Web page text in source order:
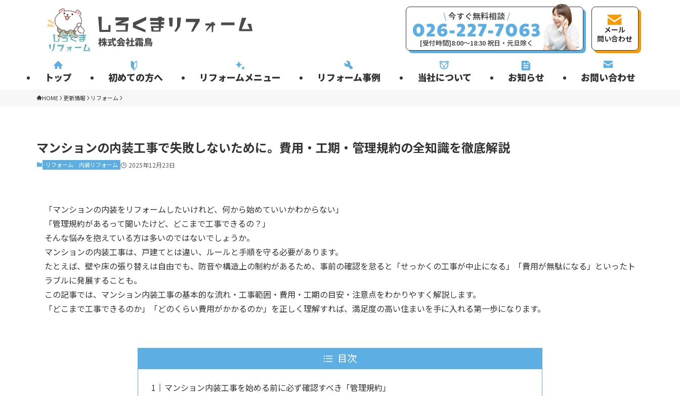
トップ 初めての方へ リフォームメニュー リフォーム事例 当社について お知らせ お問い合わせ
\今すぐ無料相談 /
[受付時間]8:00〜18:30 祝日・元旦除く
メール
問い合わせ
HOME 更新情報 リフォーム
マンションの内装工事で失敗しないために。費用・工期・管理規約の全知識を徹底解説
リフォーム 内装リフォーム 2025年12月23日
「マンションの内装をリフォームしたいけれど、何から始めていいかわからない」
「管理規約があるって聞いたけど、どこまで工事できるの？」
そんな悩みを抱えている方は多いのではないでしょうか。
マンションの内装工事は、戸建てとは違い、ルールと手順を守る必要があります。
たとえば、壁や床の張り替えは自由でも、防音や構造上の制約があるため、事前の確認を怠ると「せっかくの工事が中止になる」「費用が無駄になる」といったト
ラブルに発展することも。
この記事では、マンション内装工事の基本的な流れ・工事範囲・費用・工期の目安・注意点をわかりやすく解説します。
「どこまで工事できるのか」「どのくらい費用がかかるのか」を正しく理解すれば、満足度の高い住まいを手に入れる第一歩になります。
目次
マンション内装工事を始める前に必ず確認すべき「管理規約」